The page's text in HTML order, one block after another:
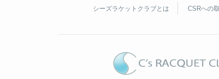
シーズラケットクラブとは CSRへの